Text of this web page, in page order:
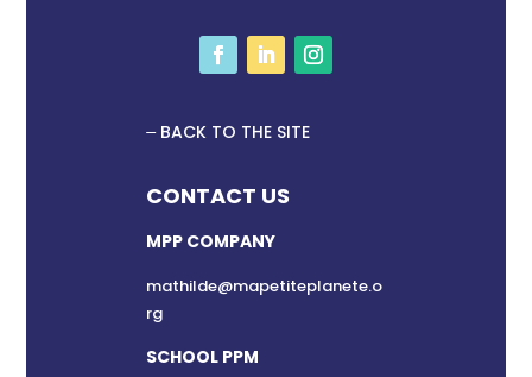
BACK TO THE SITE
CONTACT US
MPP COMPANY
mathilde@mapetiteplanete.o
rg
SCHOOL PPM